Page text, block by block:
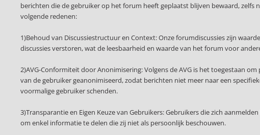
berichten die de gebruiker op het forum heeft geplaatst blijven bewaard, zelfs
volgende redenen:
1)Behoud van Discussiestructuur en Context: Onze forumdiscussies zijn
discussies verstoren, wat de leesbaarheid en waarde van het forum voor
2)AVG-Conformiteit door Anonimisering: Volgens de AVG is het toegestaan
van de gebruiker geanonimiseerd, zodat berichten niet meer naar een
voormalige gebruiker schenden.
3)Transparantie en Eigen Keuze van Gebruikers: Gebruikers die zich
om enkel informatie te delen die zij niet als persoonlijk beschouwen.